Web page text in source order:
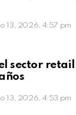
13, 2026, 4:57 pm
sector
13, 2026, 4:53 pm